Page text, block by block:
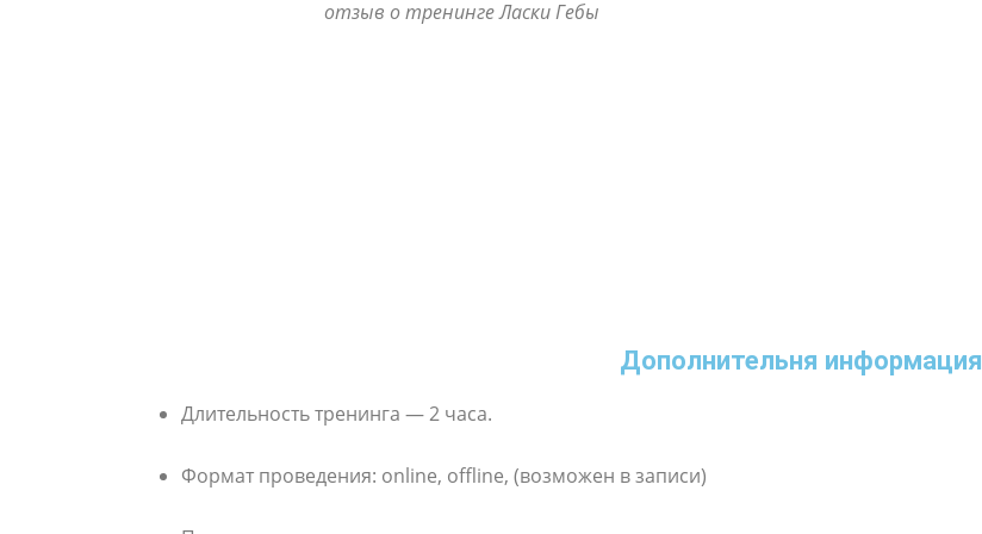
отзыв о тренинге Ласки Гебы
Дополнительня информация
Длительность тренинга — 2 часа.
Формат проведения: online, offline, (возможен в записи)